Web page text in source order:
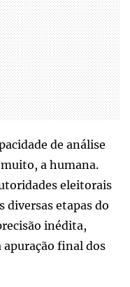
de análise
a humana.
eleitorais
diversas etapas do
inédita,
final dos